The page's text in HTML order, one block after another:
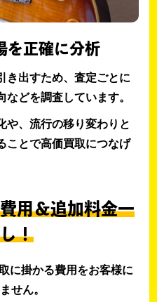
を正確に分析
き出すため、査定ごとに
どを調査しています。
や、流行の移り変わりと
ことで高価買取につなげ
用＆追加料金一
！
に掛かる費用をお客様に
せん。